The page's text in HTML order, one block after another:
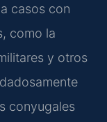
casos con
como la
y otros
conyugales